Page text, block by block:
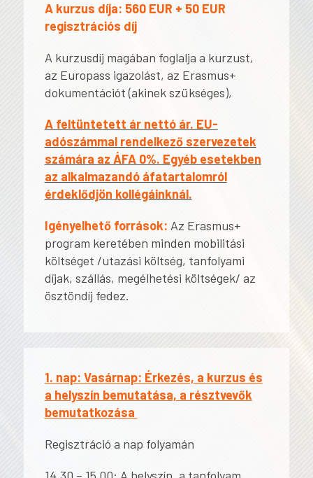
A kurzus díja: 560 EUR + 50 EUR
regisztrációs díj
A kurzusdíj magában foglalja a kurzust,
az Europass igazolást, az Erasmus+
dokumentációt (akinek szükséges),
A feltüntetett ár nettó ár. EU-
adószámmal rendelkező szervezetek
számára az ÁFA 0%. Egyéb esetekben
az alkalmazandó áfatartalomról
érdeklődjön kollégáinknál.
Igényelhető források: Az Erasmus+
program keretében minden mobilitási
költséget /utazási költség, tanfolyami
díjak, szállás, megélhetési költségek/ az
ösztöndíj fedez.
1. nap: Vasárnap: Érkezés, a kurzus és
a helyszín bemutatása, a résztvevők
bemutatkozása
Regisztráció a nap folyamán